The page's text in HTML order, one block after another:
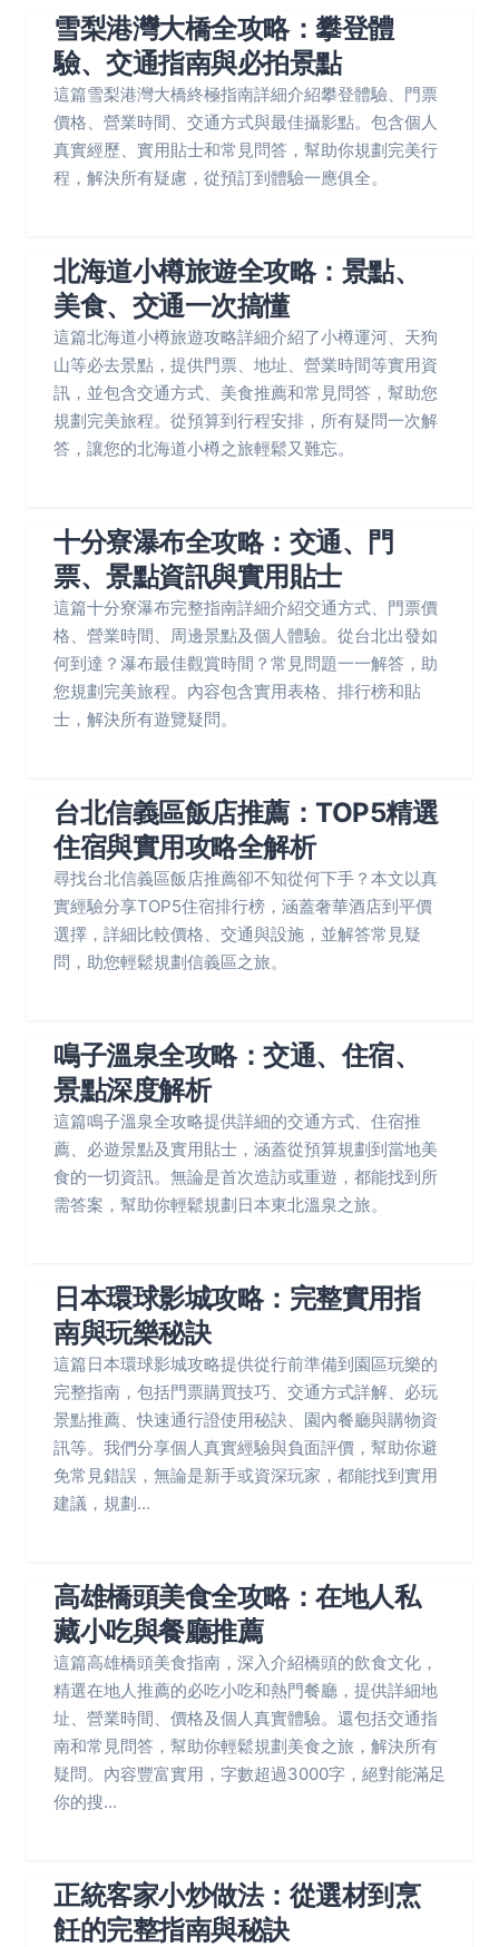
雪梨港灣大橋全攻略：攀登體
驗、交通指南與必拍景點
這篇雪梨港灣大橋終極指南詳細介紹攀登體驗、門票
價格、營業時間、交通方式與最佳攝影點。包含個人
真實經歷、實用貼士和常見問答，幫助你規劃完美行
程，解決所有疑慮，從預訂到體驗一應俱全。
北海道小樽旅遊全攻略：景點、
美食、交通一次搞懂
這篇北海道小樽旅遊攻略詳細介紹了小樽運河、天狗
山等必去景點，提供門票、地址、營業時間等實用資
訊，並包含交通方式、美食推薦和常見問答，幫助您
規劃完美旅程。從預算到行程安排，所有疑問一次解
答，讓您的北海道小樽之旅輕鬆又難忘。
十分寮瀑布全攻略：交通、門
票、景點資訊與實用貼士
這篇十分寮瀑布完整指南詳細介紹交通方式、門票價
格、營業時間、周邊景點及個人體驗。從台北出發如
何到達？瀑布最佳觀賞時間？常見問題一一解答，助
您規劃完美旅程。內容包含實用表格、排行榜和貼
士，解決所有遊覽疑問。
台北信義區飯店推薦：TOP5精選
住宿與實用攻略全解析
尋找台北信義區飯店推薦卻不知從何下手？本文以真
實經驗分享TOP5住宿排行榜，涵蓋奢華酒店到平價
選擇，詳細比較價格、交通與設施，並解答常見疑
問，助您輕鬆規劃信義區之旅。
鳴子溫泉全攻略：交通、住宿、
景點深度解析
這篇鳴子溫泉全攻略提供詳細的交通方式、住宿推
薦、必遊景點及實用貼士，涵蓋從預算規劃到當地美
食的一切資訊。無論是首次造訪或重遊，都能找到所
需答案，幫助你輕鬆規劃日本東北溫泉之旅。
日本環球影城攻略：完整實用指
南與玩樂秘訣
這篇日本環球影城攻略提供從行前準備到園區玩樂的
完整指南，包括門票購買技巧、交通方式詳解、必玩
景點推薦、快速通行證使用秘訣、園內餐廳與購物資
訊等。我們分享個人真實經驗與負面評價，幫助你避
免常見錯誤，無論是新手或資深玩家，都能找到實用
建議，規劃...
高雄橋頭美食全攻略：在地人私
藏小吃與餐廳推薦
這篇高雄橋頭美食指南，深入介紹橋頭的飲食文化，
精選在地人推薦的必吃小吃和熱門餐廳，提供詳細地
址、營業時間、價格及個人真實體驗。還包括交通指
南和常見問答，幫助你輕鬆規劃美食之旅，解決所有
疑問。內容豐富實用，字數超過3000字，絕對能滿足
你的搜...
正統客家小炒做法：從選材到烹
飪的完整指南與秘訣